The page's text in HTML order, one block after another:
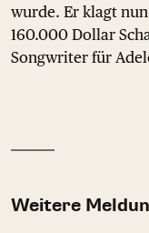
wurde. Er klagt
160.000 Dollar
Songwriter für
Weitere